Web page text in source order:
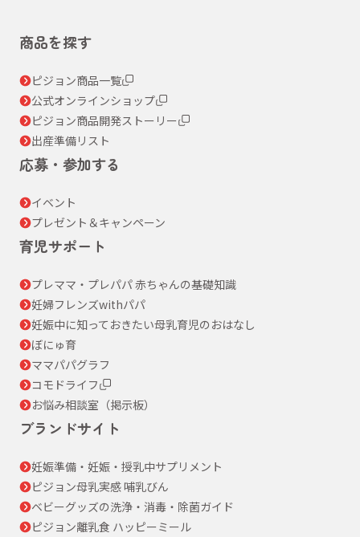
商品を探す
ピジョン商品一覧
公式オンラインショップ
ピジョン商品開発ストーリー
出産準備リスト
応募・参加する
イベント
プレゼント＆キャンペーン
育児サポート
プレママ・プレパパ 赤ちゃんの基礎知識
妊婦フレンズwithパパ
妊娠中に知っておきたい母乳育児のおはなし
ぼにゅ育
ママパパグラフ
コモドライフ
お悩み相談室（掲示板）
ブランドサイト
妊娠準備・妊娠・授乳中サプリメント
ピジョン母乳実感 哺乳びん
ベビーグッズの洗浄・消毒・除菌ガイド
ピジョン離乳食 ハッピーミール